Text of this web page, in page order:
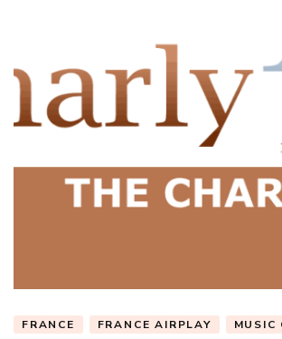
FRANCE FRANCE AIRPLAY MUSIC